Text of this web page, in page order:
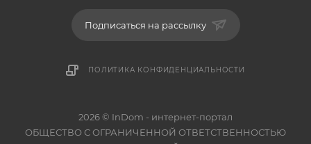
Подписаться на рассылку
ПОЛИТИКА КОНФИДЕНЦИАЛЬНОСТИ
2026 © InDom - интернет-портал
ОБЩЕСТВО С ОГРАНИЧЕННОЙ ОТВЕТСТВЕННОСТЬЮ